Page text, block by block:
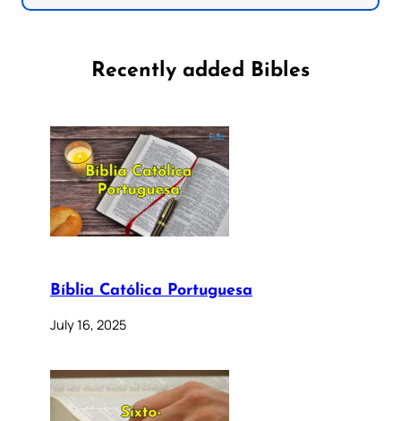
Recently added Bibles
Bíblia Católica Portuguesa
July 16, 2025